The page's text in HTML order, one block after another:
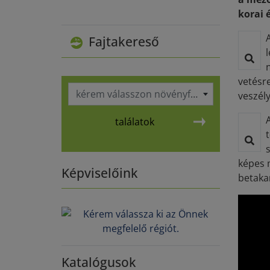
Fajtakereső
kérem válasszon növényfajt
találatok
Képviselőink
Katalógusok
korai
képes